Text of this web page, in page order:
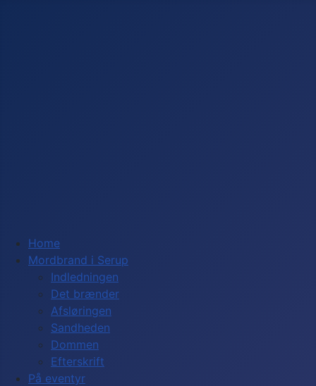
Home
Mordbrand i Serup
Indledningen
Det brænder
Afsløringen
Sandheden
Dommen
Efterskrift
På eventyr